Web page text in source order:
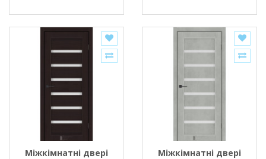
Міжкімнатні двері
Міжкімнатні двері